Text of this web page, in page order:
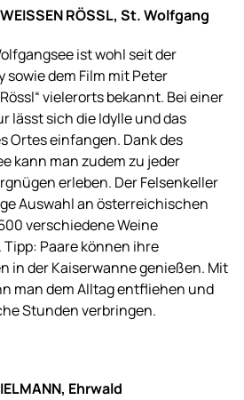
RÖSSL, St. Wolfgang
ist wohl seit der
sowie dem Film mit Peter
vielerorts bekannt. Bei einer
lässt sich die Idylle und das
Ortes einfangen. Dank des
kann man zudem zu jeder
erleben. Der Felsenkeller
Auswahl an österreichischen
verschiedene Weine
Paare können ihre
in der Kaiserwanne genießen. Mit
man dem Alltag entfliehen und
Stunden verbringen.
Ehrwald